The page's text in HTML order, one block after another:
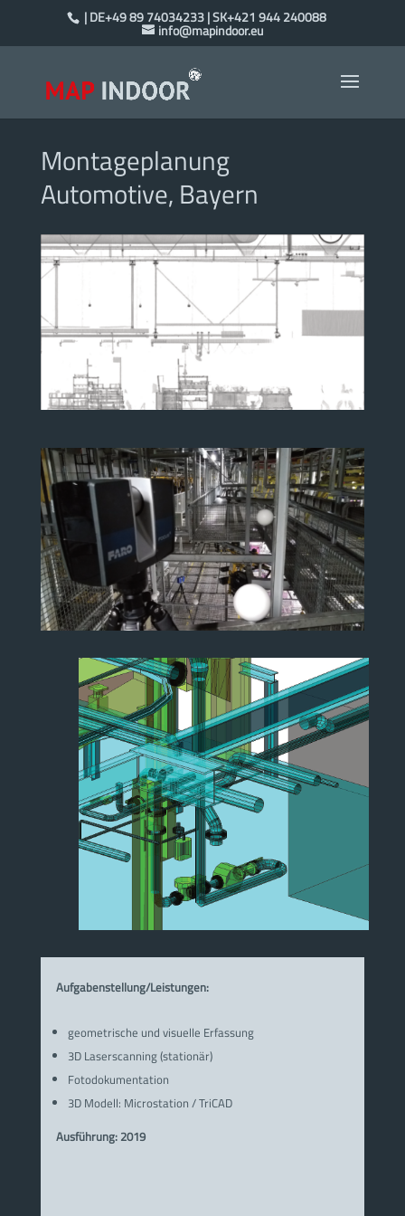
| DE+49 89 74034233 | SK+421 944 240088
info@mapindoor.eu
Montageplanung
Automotive, Bayern
Aufgabenstellung/Leistungen:
geometrische und visuelle Erfassung
3D Laserscanning (stationär)
Fotodokumentation
3D Modell: Microstation / TriCAD
Ausführung: 2019